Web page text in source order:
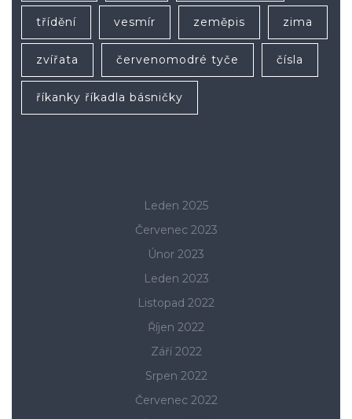
třídění vesmír zeměpis zima
zvířata červenomodré tyče čísla
říkanky říkadla básničky
Leden 2025
Červenec 2023
Únor 2023
Leden 2023
Listopad 2022
Říjen 2022
Září 2022
Srpen 2022
Červenec 2022